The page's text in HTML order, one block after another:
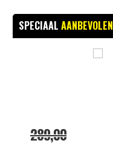
SPECIAAL AANBEVOLEN
289,00